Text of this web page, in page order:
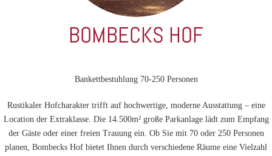
BOMBECKS HOF
Bankettbestuhlung 70-250 Personen
Rustikaler Hofcharakter trifft auf hochwertige, moderne Ausstattung – eine
Location der Extraklasse. Die 14.500m² große Parkanlage lädt zum Empfang
der Gäste oder einer freien Trauung ein. Ob Sie mit 70 oder 250 Personen
planen, Bombecks Hof bietet Ihnen durch verschiedene Räume eine Vielzahl